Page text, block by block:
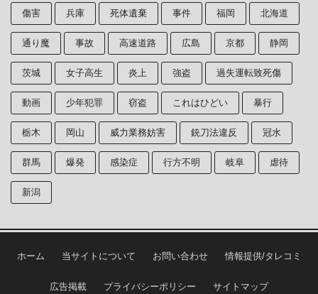
傷害 兵庫 死体遺棄 事件 福岡 北海道
通り魔 事故 高速道路 広島 京都 静岡
茨城 女子高生 炎上 強盗 過失運転致死傷
動画 少年犯罪 窃盗 これはひどい 暴行
栃木 岡山 威力業務妨害 銃刀法違反 冠水
群馬 爆発 感染症 行方不明 岐阜 虐待
新潟
ホーム 当サイトについて お問い合わせ 情報提供/タレコミ
広告掲載 プライバシーポリシー サイトマップ